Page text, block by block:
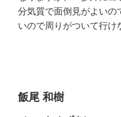
分気質で面倒見がよいの
いので周りがついて行け
飯尾 和樹